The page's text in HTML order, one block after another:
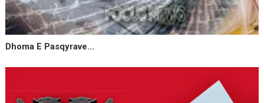
Dhoma E Pasqyrave…